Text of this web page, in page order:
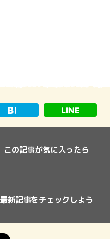
この記事が気に入ったら
最新記事をチェックしよう